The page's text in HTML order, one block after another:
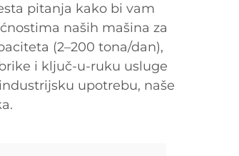
pitanja kako bi vam
naših mašina za
(2–200 tona/dan),
i ključ-u-ruku usluge
upotrebu, naše